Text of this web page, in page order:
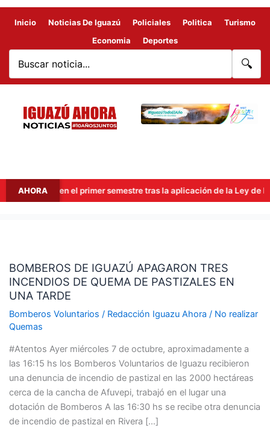
Inicio Noticias De Iguazú Policiales Politica
Turismo
Economia
Deportes
🔍
AHORAen el primer semestre tras la aplicación de la Ley de
BOMBEROS DE IGUAZÚ APAGARON TRES
INCENDIOS DE QUEMA DE PASTIZALES EN
UNA TARDE
Bomberos Voluntarios / Redacción Iguazu Ahora / No realizar
Quemas
#Atentos Ayer miércoles 7 de octubre, aproximadamente a
las 16:15 hs los Bomberos Voluntarios de Iguazu recibieron
una denuncia de incendio de pastizal en las 2000 hectáreas
cerca de la cancha de Afuvepi, trabajó en el lugar una
dotación de Bomberos A las 16:30 hs se recibe otra denuncia
de incendio de pastizal en Rivera […]
IGUAZÚ
APAGARON
TRES
INCENDIOS
DE
DE
PASTIZALES
EN
UNA
TARDE